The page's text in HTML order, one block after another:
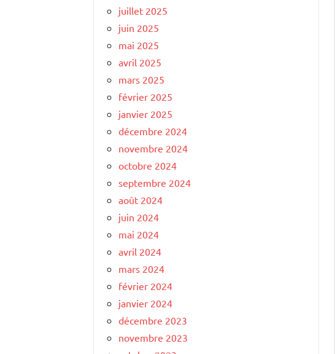
juillet 2025
juin 2025
mai 2025
avril 2025
mars 2025
février 2025
janvier 2025
décembre 2024
novembre 2024
octobre 2024
septembre 2024
août 2024
juin 2024
mai 2024
avril 2024
mars 2024
février 2024
janvier 2024
décembre 2023
novembre 2023